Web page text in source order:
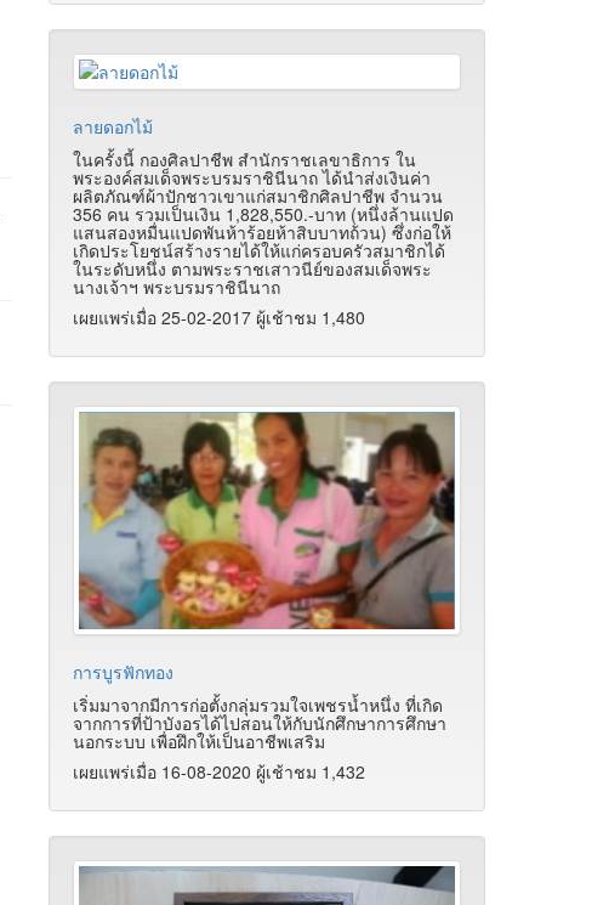
ลายดอกไม้
ในครั้งนี้ กองศิลปาชีพ สำนักราชเลขาธิการ ใน
พระองค์สมเด็จพระบรมราชินีนาถ ได้นำส่งเงินค่า
ผลิตภัณฑ์ผ้าปักชาวเขาแก่สมาชิกศิลปาชีพ จำนวน
356 คน รวมเป็นเงิน 1 ,828,550.-บาท (หนึ่งล้านแปด
แสนสองหมื่นแปดพันห้าร้อยห้าสิบบาทถ้วน) ซึ่งก่อให้
เกิดประโยชน์สร้างรายได้ให้แก่ครอบครัวสมาชิกได้
ในระดับหนึ่ง ตามพระราชเสาวนีย์ของสมเด็จพระ
นางเจ้าฯ พระบรมราชินีนาถ
เผยแพร่เมื่อ 25-02-2017 ผู้เช้าชม 1,480
การบูรฟักทอง
เริ่มมาจากมีการก่อตั้งกลุ่มรวมใจเพชรน้ำหนึ่ง ที่เกิด
จากการที่ป้าบังอรได้ไปสอนให้กับนักศึกษาการศึกษา
นอกระบบ เพื่อฝึกให้เป็นอาชีพเสริม
เผยแพร่เมื่อ 16-08-2020 ผู้เช้าชม 1,432